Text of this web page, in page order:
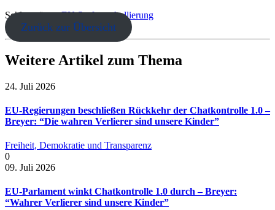
Schlagwörter: EU Surfprotokollierung
Zurück zur Übersicht
Weitere Artikel zum Thema
24. Juli 2026
EU-Regierungen beschließen Rückkehr der Chatkontrolle 1.0 –
Breyer: “Die wahren Verlierer sind unsere Kinder”
Freiheit, Demokratie und Transparenz
0
09. Juli 2026
EU-Parlament winkt Chatkontrolle 1.0 durch – Breyer:
“Wahrer Verlierer sind unsere Kinder”